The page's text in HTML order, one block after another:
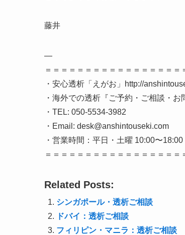
藤井
—
＝＝＝＝＝＝＝＝＝＝＝＝＝＝＝＝＝
・安心透析「えがお」http://
・海外での透析『ご予約・ご相談・お
・TEL: 050-5534-3982
・Email: desk@anshintouseki.com
・営業時間：平日・土曜 10:00〜18:00
＝＝＝＝＝＝＝＝＝＝＝＝＝＝＝＝＝
Related Posts:
シンガポール・透析ご相談
ドバイ：透析ご相談
フィリピン・マニラ：透析ご相談